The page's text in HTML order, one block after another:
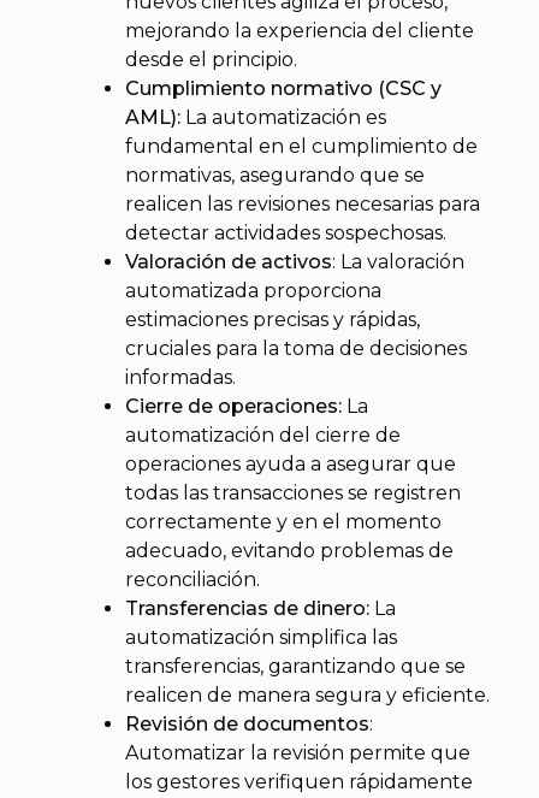
mejorando la experiencia del cliente
desde el principio.
Cumplimiento normativo (CSC y
AML): La automatización es
fundamental en el cumplimiento de
normativas, asegurando que se
realicen las revisiones necesarias para
detectar actividades sospechosas.
Valoración de activos: La valoración
automatizada proporciona
estimaciones precisas y rápidas,
cruciales para la toma de decisiones
informadas.
Cierre de operaciones: La
automatización del cierre de
operaciones ayuda a asegurar que
todas las transacciones se registren
correctamente y en el momento
adecuado, evitando problemas de
reconciliación.
Transferencias de dinero: La
automatización simplifica las
transferencias, garantizando que se
realicen de manera segura y eficiente.
Revisión de documentos:
Automatizar la revisión permite que
los gestores verifiquen rápidamente